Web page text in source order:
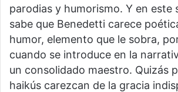
parodias y humorismo. Y en este
sabe que Benedetti carece
humor, elemento que le sobra,
cuando se introduce en la
un consolidado maestro. Quizás
haikús carezcan de la gracia